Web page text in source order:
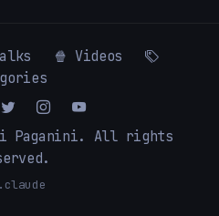
🍿 Videos
Paganini. All rights